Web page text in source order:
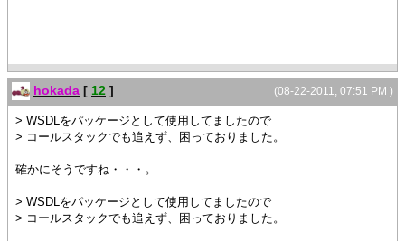
(08-22-2011, 07:51 PM )
hokada [ 12 ]
> WSDLをパッケージとして使用してましたので
> コールスタックでも追えず、困っておりました。
確かにそうですね・・・。
> WSDLをパッケージとして使用してましたので
> コールスタックでも追えず、困っておりました。